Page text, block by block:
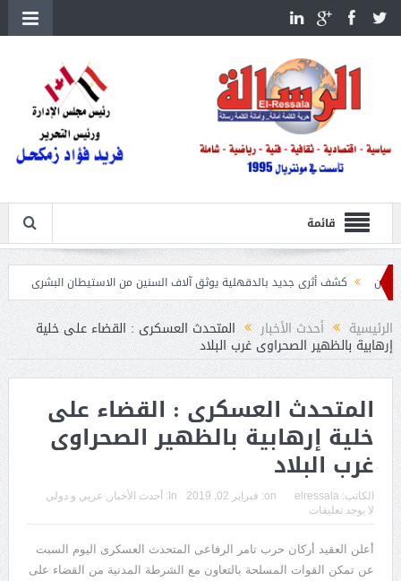
قائمة
كشف أثرى جديد بالدقهلية يوثق آلاف السنين من الاستيطان البشرى اتحاد الكرة يطلب
الرئيسية أحدث الأخبار المتحدث العسكرى : القضاء على خلية
إرهابية بالظهير الصحراوى غرب البلاد
المتحدث العسكرى : القضاء على
خلية إرهابية بالظهير الصحراوى
غرب البلاد
الكاتب: elressala
on: فبراير 02, 2019 In: أحدث الأخبار
عربي و دولي
لا يوجد تعليقات
أعلن العقيد أركان حرب تامر الرفاعى المتحدث العسكرى اليوم السبت
عن تمكن القوات المسلحة بالتعاون مع الشرطة المدنية من القضاء على